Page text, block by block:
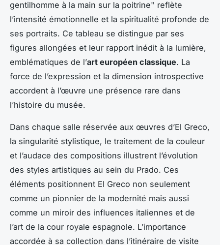
gentilhomme à la main sur la poitrine" reflète
l’intensité émotionnelle et la spiritualité profonde de
ses portraits. Ce tableau se distingue par ses
figures allongées et leur rapport inédit à la lumière,
emblématiques de l’art européen classique. La
force de l’expression et la dimension introspective
accordent à l’œuvre une présence rare dans
l’histoire du musée.
Dans chaque salle réservée aux œuvres d’El Greco,
la singularité stylistique, le traitement de la couleur
et l’audace des compositions illustrent l’évolution
des styles artistiques au sein du Prado. Ces
éléments positionnent El Greco non seulement
comme un pionnier de la modernité mais aussi
comme un miroir des influences italiennes et de
l’art de la cour royale espagnole. L’importance
accordée à sa collection dans l’itinéraire de visite